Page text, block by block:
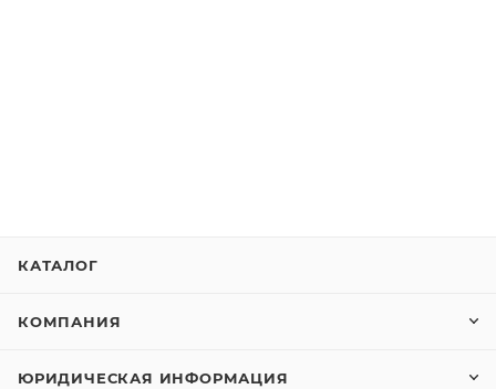
КАТАЛОГ
КОМПАНИЯ
ЮРИДИЧЕСКАЯ ИНФОРМАЦИЯ